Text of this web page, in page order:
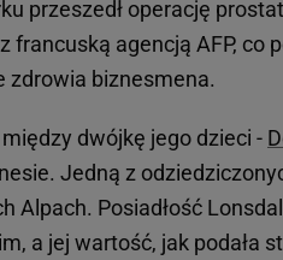
przeszedł operację
agencją AFP, co
zdrowia biznesmena.
dwójkę jego dzieci -
Jedną z
Alpach. Posiadłość
a jej wartość, jak podała